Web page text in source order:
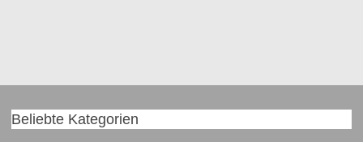
Beliebte Kategorien